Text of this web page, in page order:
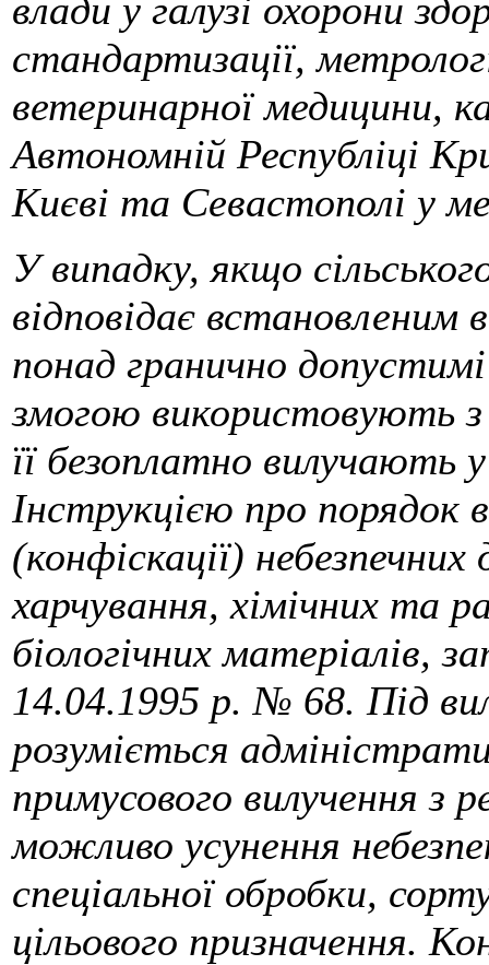
влади у галузі охорони
стандартизації,
ветеринарної медицини,
Автономній Республіці
Києві та Севастополі у
У випадку, якщо
відповідає
понад гранично допустимі
змогою використовують
її безоплатно вилучають
Інструкцією про порядок
(конфіскації)
харчування, хімічних та
біологічних
14.04.1995 р. № 68. Під
розуміється
примусового вилучення з
можливо усунення
спеціальної обробки,
цільового призначення.